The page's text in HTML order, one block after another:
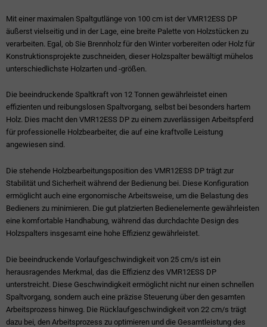
Mit einer maximalen Spaltgutlänge von 100 cm ist der VMR12ESS DP
äußerst vielseitig und in der Lage, eine breite Palette von Holzstücken zu
verarbeiten. Egal, ob Sie Brennholz für den Winter vorbereiten oder Holz für
Konstruktionsprojekte zuschneiden, dieser Holzspalter bewältigt mühelos
unterschiedlichste Holzarten und -größen.
Die beeindruckende Spaltkraft von 12 Tonnen gewährleistet einen
effizienten und reibungslosen Spaltvorgang, selbst bei besonders hartem
Holz. Dies macht den VMR12ESS DP zu einem zuverlässigen Arbeitspferd
für professionelle Holzbearbeiter, die auf eine kraftvolle Leistung
angewiesen sind.
Die stehende Holzbearbeitungsposition des VMR12ESS DP trägt zur
Stabilität und Sicherheit während der Bedienung bei. Diese Konfiguration
ermöglicht auch eine ergonomische Arbeitsweise, um die Belastung des
Bedieners zu minimieren. Die gut platzierten Bedienelemente gewährleisten
eine komfortable Handhabung, während das durchdachte Design des
Holzspalters insgesamt eine hohe Effizienz gewährleistet.
Die beeindruckende Vorlaufgeschwindigkeit von 25 cm/s ist ein
herausragendes Merkmal, das die Effizienz des VMR12ESS DP
unterstreicht. Diese Geschwindigkeit ermöglicht nicht nur einen schnellen
Spaltvorgang, sondern auch eine präzise Steuerung über den gesamten
Arbeitsprozess hinweg. Die Rücklaufgeschwindigkeit von 22 cm/s trägt
dazu bei, den Arbeitsprozess zu optimieren und die Gesamtleistung des